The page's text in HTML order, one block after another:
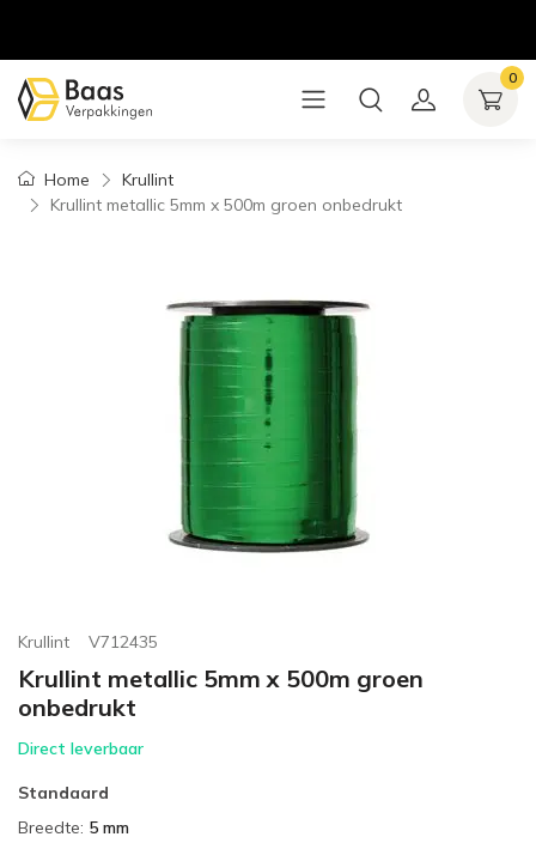
0
Home
Krullint
Krullint metallic 5mm x 500m groen onbedrukt
Krullint V712435
Krullint metallic 5mm x 500m groen
onbedrukt
Direct leverbaar
Standaard
Breedte: 5 mm